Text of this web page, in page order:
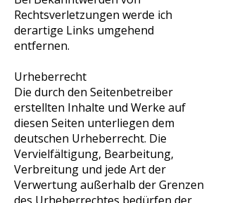
Rechtsverletzungen werde ich
derartige Links umgehend
entfernen.
Urheberrecht
Die durch den Seitenbetreiber
erstellten Inhalte und Werke auf
diesen Seiten unterliegen dem
deutschen Urheberrecht. Die
Vervielfältigung, Bearbeitung,
Verbreitung und jede Art der
Verwertung außerhalb der Grenzen